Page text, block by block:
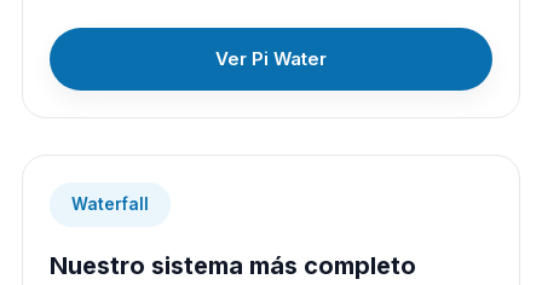
Ver Pi Water
Waterfall
Nuestro sistema más completo